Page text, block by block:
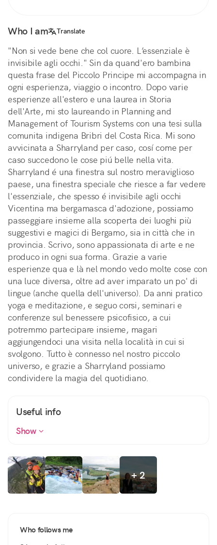
Who I am Translate
"Non si vede bene che col cuore. L’essenziale è
invisibile agli occhi." Sin da quand'ero bambina
questa frase del Piccolo Principe mi accompagna in
ogni esperienza, viaggio o incontro. Dopo varie
esperienze all'estero e una laurea in Storia
dell'Arte, mi sto laureando in Planning and
Management of Tourism Systems con una tesi sulla
comunita indigena Bribri del Costa Rica. Mi sono
avvicinata a Sharryland per caso, cosí come per
caso succedono le cose piú belle nella vita.
Sharryland é una finestra sul nostro meraviglioso
paese, una finestra speciale che riesce a far vedere
l'essenziale, che spesso é invisibile agli occhi
Vicentina ma bergamasca d'adozione, possiamo
passeggiare insieme alla scoperta dei luoghi più
suggestivi e magici di Bergamo, sia in città che in
provincia. Scrivo, sono appassionata di arte e ne
produco in ogni sua forma. Grazie a varie
esperienze qua e là nel mondo vedo molte cose con
una luce diversa, oltre ad aver imparato un po' di
lingue (anche quella dell'universo). Da anni pratico
yoga e meditazione, e seguo corsi, seminari e
conferenze sul benessere psicofisico, a cui
potremmo partecipare insieme, magari
aggiungendoci una visita nella località in cui si
svolgono. Tutto è connesso nel nostro piccolo
universo, e grazie a Sharryland possiamo
condividere la magia del quotidiano.
Useful info
Show
+ 2
Who follows me